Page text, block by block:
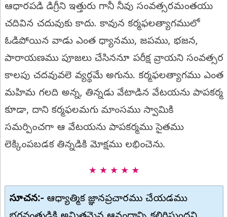
ఆధారపడి డిగ్రీని ఇత్తురు గానీ నీవు సంవత్సరమంతయు
చదివిన చదువుకు కాదు. కావున కర్మఫలత్యాగములో
ఓడిపోయిన వాడు ఎంత ధ్యానము, జపము, భజన,
పారాయణము పూజలు చేసిననూ పరీక్ష వ్రాయని సంవత్సర
కాలపు చదవువలె వ్యర్థమే అగును. కర్మఫలత్యాగము ఎంత
మహిమ గలది అన్న, తిన్నడు వేటాడిన వేటయను పాపకర్మ
కూడా, దాని కర్మఫలమగు మాంసము స్వామికి
సమర్పించగా ఆ వేటయను పాపకర్మము సైతము
లెక్కింపబడక తిన్నడికి మోక్షము లభించెను.
★ ★ ★ ★ ★
సూచన:- ఆధ్యాత్మిక జ్ఞానప్రచారము చేయడము